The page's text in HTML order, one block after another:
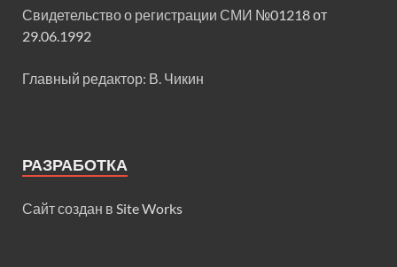
Свидетельство о регистрации СМИ №01218 от
29.06.1992
Главный редактор: В. Чикин
РАЗРАБОТКА
Сайт создан в Site Works